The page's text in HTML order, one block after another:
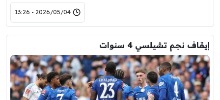
2026/05/04 - 13:26
إيقاف نجم تشيلسي 4 سنوات